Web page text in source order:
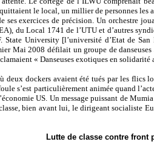
le local, un millier de personnes les
ses exercices de précision. Un orchestre
du Local 1741 de l’UTU et d’autres
University [l’université d’Etat de
Mai 2008 défilait un groupe de
« Danseuses exotiques en solidarité
deux dockers avaient été tués par les flics
s’est particulièrement animée quand
US. Un message puissant de
bien avant lui, le dirigeant socialiste
Lutte de classe contre front